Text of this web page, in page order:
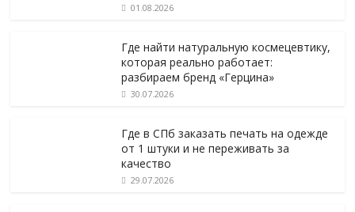
01.08.2026
Где найти натуральную космецевтику,
которая реально работает:
разбираем бренд «Герцина»
30.07.2026
Где в СПб заказать печать на одежде
от 1 штуки и не переживать за
качество
29.07.2026